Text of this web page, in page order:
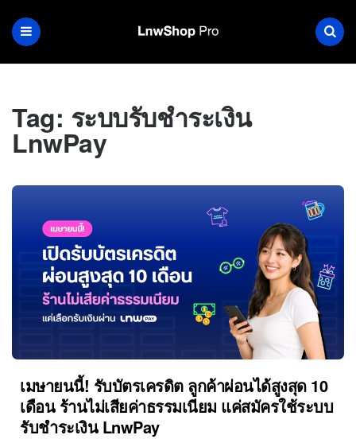
Tag: ระบบรับชำระเงิน
LnwPay
เมษายนนี้! รับบัตรเครดิต ลูกค้าผ่อนได้สูงสุด 10
เดือน ร้านไม่เสียค่าธรรมเนียม แค่สมัครใช้ระบบ
รับชำระเงิน LnwPay